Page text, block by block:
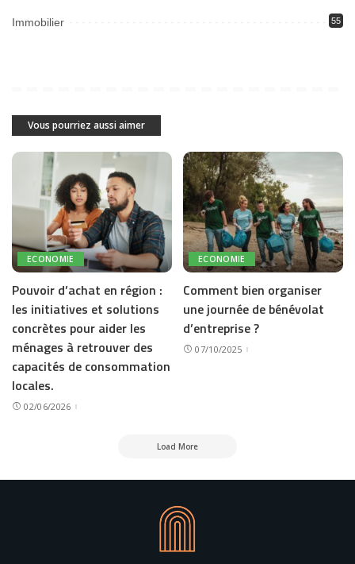
Immobilier 55
Vous pourriez aussi aimer
ECONOMIE
Pouvoir d’achat en région :
les initiatives et solutions
concrètes pour aider les
ménages à retrouver des
capacités de consommation
locales.
02/06/2026
ECONOMIE
Comment bien organiser
une journée de bénévolat
d’entreprise ?
07/10/2025
Load More